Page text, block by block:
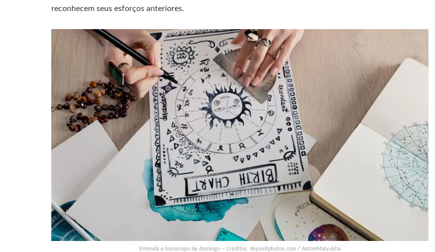
reconhecem seus esforços anteriores.
Entenda o horóscopo de domingo – Créditos: depositphotos.com / AntonMatyukha